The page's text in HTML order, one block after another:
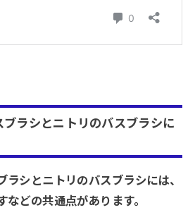
ラシとニトリのバスブラシに
ラシとニトリのバスブラシには、
どの共通点があります。